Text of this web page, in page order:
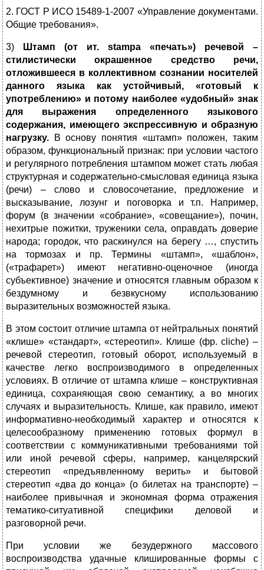
2. ГОСТ Р ИСО 15489-1-2007 «Управление документами.
Общие требования».
3)
Штамп (от ит. stampa «печать») речевой –
стилистически окрашенное средство речи,
отложившееся в коллективном сознании носителей
данного языка как устойчивый, «готовый к
употреблению» и потому наиболее «удобный» знак
для выражения определенного языкового
содержания, имеющего экспрессивную и образную
нагрузку. В основу понятия «штамп» положен, таким
образом, функциональный признак: при условии частого
и регулярного потребления штампом может стать любая
структурная и содержательно-смысловая единица языка
(речи) – слово и словосочетание, предложение и
высказывание, лозунг и поговорка и т.п. Например,
форум (в значении «собрание», «совещание»), почин,
нехитрые пожитки, труженики села, оправдать доверие
народа; городок, что раскинулся на берегу …, спустить
на тормозах и пр. Термины «штамп», «шаблон»,
(«трафарет») имеют негативно-оценочное (иногда
субъективное) значение и относятся главным образом к
бездумному и безвкусному использованию
выразительных возможностей языка.
В этом состоит отличие штампа от нейтральных понятий
«клише» «стандарт», «стереотип». Клише (фр. cliche) –
речевой стереотип, готовый оборот, используемый в
качестве легко воспроизводимого в определенных
условиях. В отличие от штампа клише – конструктивная
единица, сохраняющая свою семантику, а во многих
случаях и выразительность. Клише, как правило, имеют
информативно-необходимый характер и относятся к
целесообразному применению готовых формул в
соответствии с коммуникативными требованиями той
или иной речевой сферы, например, канцелярский
стереотип «предъявленному верить» и бытовой
стереотип «два до конца» (о билетах на транспорте) –
наиболее привычная и экономная форма отражения
тематико-ситуативной специфики деловой и
разговорной речи.
При условии же безудержного массового
воспроизводства удачные клишированные формы с